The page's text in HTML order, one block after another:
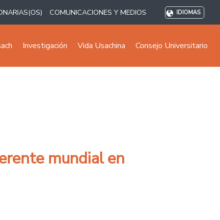
COMUNICACIONES Y MEDIOS IDIOMAS
Investigación Vida Usachina Consejo Universitario
mundial en